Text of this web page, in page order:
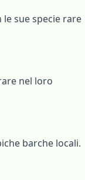
sue specie rare
nel loro
barche locali.